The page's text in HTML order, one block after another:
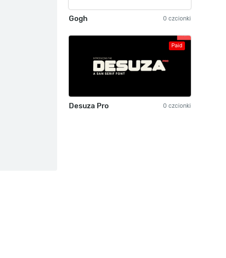
Gogh 0 czcionki
Paid
Desuza Pro 0 czcionki